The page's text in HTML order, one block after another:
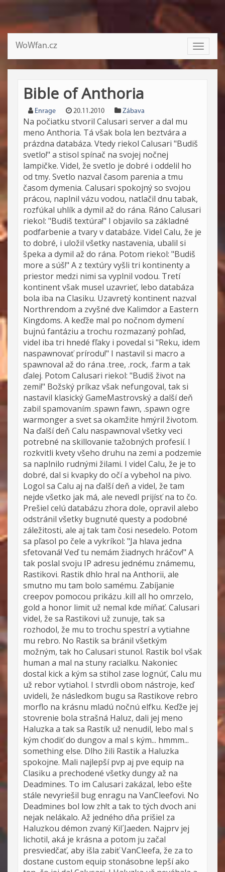
Toggle
WoWfan.cz
Bible of Anthoria
Enrage 20.11.2010 Zábava
Na počiatku stvoril Calusari server a dal mu
meno Anthoria. Tá však bola len beztvára a
prázdna databáza. Vtedy riekol Calusari "Budiš
svetlo!" a stisol spínač na svojej nočnej
lampičke. Videl, že svetlo je dobré i oddelil ho
od tmy. Svetlo nazval časom parenia a tmu
časom dymenia. Calusari spokojný so svojou
prácou, naplnil vázu vodou, natlačil dnu tabak,
rozfúkal uhlík a dymil až do rána. Ráno Calusari
riekol: "Budiš textúra!" I objavilo sa základné
podfarbenie a tvary v databáze. Videl Calu, že je
to dobré, i uložil všetky nastavenia, ubalil si
špeka a dymil až do rána. Potom riekol: "Budiš
more a súš!" A z textúry vyšli tri kontinenty a
priestor medzi nimi sa vyplnil vodou. Tretí
kontinent však musel uzavrieť, lebo databáza
bola iba na Clasiku. Uzavretý kontinent nazval
Northrendom a zvyšné dve Kalimdor a Eastern
Kingdoms. A keďže mal po nočnom dymení
bujnú fantáziu a trochu rozmazaný pohľad,
videl iba tri hnedé fľaky i povedal si "Reku, idem
naspawnovať prírodu!" I nastavil si macro a
spawnoval až do rána .tree, .rock, .farm a tak
ďalej. Potom Calusari riekol: "Budiš život na
zemi!" Božský príkaz však nefungoval, tak si
nastavil klasický GameMastrovský a další deň
zabil spamovaním .spawn fawn, .spawn ogre
warmonger a svet sa okamžite hmýril životom.
Na ďalší deň Calu naspawnoval všetky veci
potrebné na skillovanie tažobných profesií. I
rozkvitli kvety všeho druhu na zemi a podzemie
sa naplnilo rudnými žilami. I videl Calu, že je to
dobré, dal si kvapky do očí a vybehol na pivo.
Logol sa Calu aj na ďalší deň a videl, že tam
nejde všetko jak má, ale nevedl prijísť na to čo.
Prešiel celú databázu zhora dole, opravil alebo
odstránil všetky bugnuté questy a podobné
záležitosti, ale aj tak tam čosi nesedelo. Potom
sa pľasol po čele a vykríkol: "Ja hlava jedna
sfetovaná! Veď tu nemám žiadnych hráčov!" A
tak poslal svoju IP adresu jednému známemu,
Rastikovi. Rastik dhlo hral na Anthorii, ale
smutno mu tam bolo samému. Zabíjanie
creepov pomocou prikázu .kill all ho omrzelo,
gold a honor limit už nemal kde míňať. Calusari
videl, že sa Rastikovi už zunuje, tak sa
rozhodol, že mu to trochu spestrí a vytiahne
mu rebro. No Rastik sa bránil všetkým
možným, tak ho Calusari stunol. Rastik bol však
human a mal na stuny racialku. Nakoniec
dostal kick a kým sa stihol zase lognúť, Calu mu
už rebor vytiahol. I stvrdli obom nástroje, keď
uvideli, že následkom bugu sa Rastikove rebro
morflo na krásnu mladú nočnú elfku. Keďže jej
stovrenie bola strašná Haluz, dali jej meno
Haluzka a tak sa Rastík už nenudil, lebo mal s
kým chodiť do dungov a mal s kým... hmmm...
something else. Dlho žili Rastik a Haluzka
spokojne. Mali najlepší pvp aj pve equip na
Clasiku a prechodené všetky dungy až na
Deadmines. To im Calusari zakázal, lebo ešte
stále nevyriešil bug enragu na VanCleefovi. No
Deadmines bol low zh!t a tak to tých dvoch ani
nejak nelákalo. Až jedného dňa prišiel za
Haluzkou démon zvaný Kil´Jaeden. Najprv jej
lichotil, aká je krásna a potom ju začal
presviedčať, aby išla zabiť VanCleefa, že za to
dostane custom equip stonásobne lepší ako